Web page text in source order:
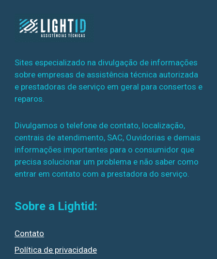
Sites especializado na divulgação de informações
sobre empresas de assistência técnica autorizada
e prestadoras de serviço em geral para consertos e
reparos.
Divulgamos o telefone de contato, localização,
centrais de atendimento, SAC, Ouvidorias e demais
informações importantes para o consumidor que
precisa solucionar um problema e não saber como
entrar em contato com a prestadora do serviço.
Sobre a Lightid:
Contato
Política de privacidade